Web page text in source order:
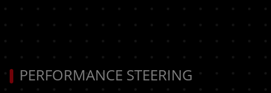
PERFORMANCE STEERING